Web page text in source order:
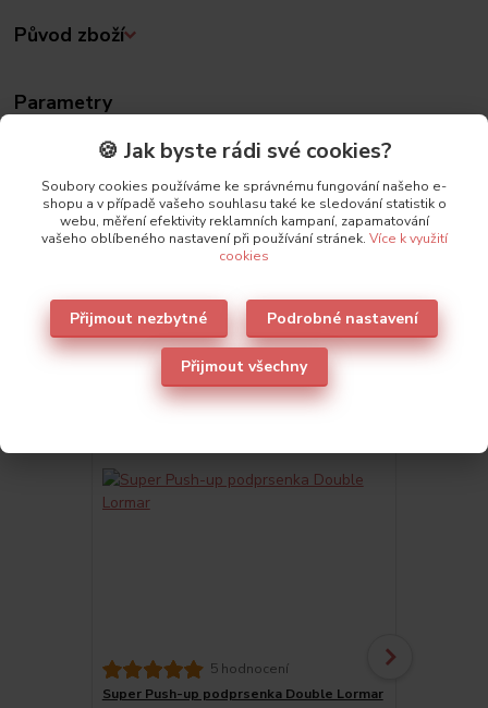
Původ zboží
Parametry
Lormar
Také doporučujeme 2
5 hodnocení
Super Push-up podprsenka Double Lormar
🍪 Jak byste rádi své cookies?
Soubory cookies používáme ke správnému fungování našeho e-
shopu a v případě vašeho souhlasu také ke sledování statistik o
webu, měření efektivity reklamních kampaní, zapamatování
vašeho oblíbeného nastavení při používání stránek. Více k využití
cookies
Přijmout nezbytné Podrobné nastavení
Přijmout všechny